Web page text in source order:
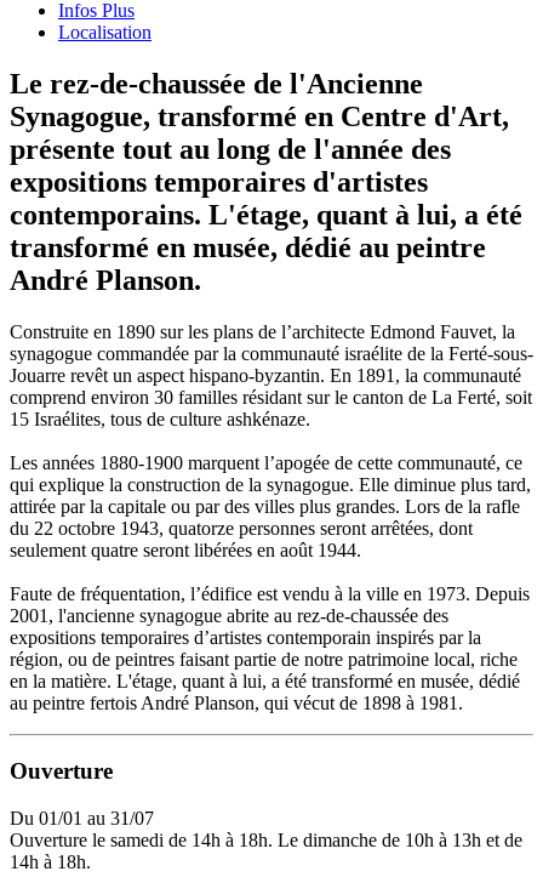
Infos Plus
Localisation
Le rez-de-chaussée de l'Ancienne
Synagogue, transformé en Centre d'Art,
présente tout au long de l'année des
expositions temporaires d'artistes
contemporains. L'étage, quant à lui, a été
transformé en musée, dédié au peintre
André Planson.
Construite en 1890 sur les plans de l’architecte Edmond Fauvet, la
synagogue commandée par la communauté israélite de la Ferté-sous-
Jouarre revêt un aspect hispano-byzantin. En 1891, la communauté
comprend environ 30 familles résidant sur le canton de La Ferté, soit
15 Israélites, tous de culture ashkénaze.
Les années 1880-1900 marquent l’apogée de cette communauté, ce
qui explique la construction de la synagogue. Elle diminue plus tard,
attirée par la capitale ou par des villes plus grandes. Lors de la rafle
du 22 octobre 1943, quatorze personnes seront arrêtées, dont
seulement quatre seront libérées en août 1944.
Faute de fréquentation, l’édifice est vendu à la ville en 1973. Depuis
2001, l'ancienne synagogue abrite au rez-de-chaussée des
expositions temporaires d’artistes contemporain inspirés par la
région, ou de peintres faisant partie de notre patrimoine local, riche
en la matière. L'étage, quant à lui, a été transformé en musée, dédié
au peintre fertois André Planson, qui vécut de 1898 à 1981.
Ouverture
Du 01/01 au 31/07
Ouverture le samedi de 14h à 18h. Le dimanche de 10h à 13h et de
14h à 18h.